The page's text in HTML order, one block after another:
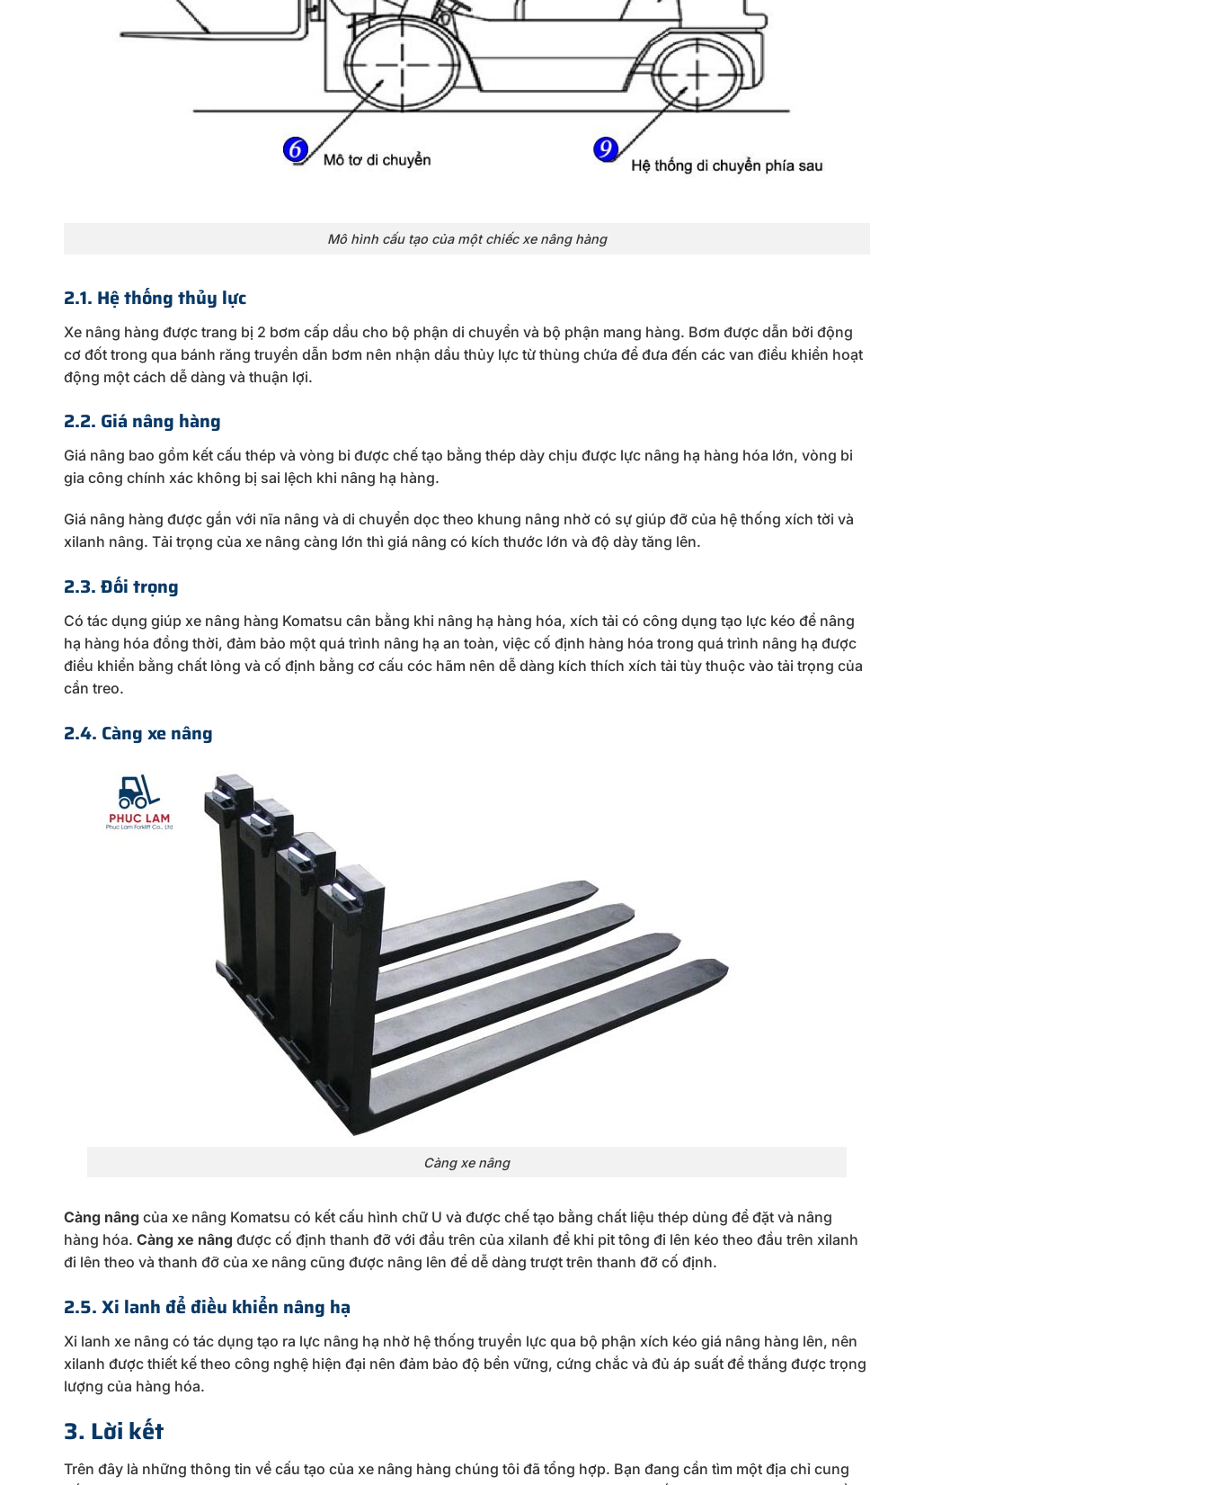
Mô hình cấu tạo của một chiếc xe nâng hàng
2.1. Hệ thống thủy lực
Xe nâng hàng được trang bị 2 bơm cấp dầu cho bộ phận di chuyển và bộ phận mang hàng. Bơm được dẫn bởi động
cơ đốt trong qua bánh răng truyền dẫn bơm nên nhận dầu thủy lực từ thùng chứa để đưa đến các van điều khiển hoạt
động một cách dễ dàng và thuận lợi.
2.2. Giá nâng hàng
Giá nâng bao gồm kết cấu thép và vòng bi được chế tạo bằng thép dày chịu được lực nâng hạ hàng hóa lớn, vòng bi
gia công chính xác không bị sai lệch khi nâng hạ hàng.
Giá nâng hàng được gắn với nĩa nâng và di chuyển dọc theo khung nâng nhờ có sự giúp đỡ của hệ thống xích tời và
xilanh nâng. Tải trọng của xe nâng càng lớn thì giá nâng có kích thước lớn và độ dày tăng lên.
2.3. Đối trọng
Có tác dụng giúp xe nâng hàng Komatsu cân bằng khi nâng hạ hàng hóa, xích tải có công dụng tạo lực kéo để nâng
hạ hàng hóa đồng thời, đảm bảo một quá trình nâng hạ an toàn, việc cố định hàng hóa trong quá trình nâng hạ được
điều khiển bằng chất lỏng và cố định bằng cơ cấu cóc hãm nên dễ dàng kích thích xích tải tùy thuộc vào tải trọng của
cần treo.
2.4. Càng xe nâng
Càng xe nâng
Càng nâng của xe nâng Komatsu có kết cấu hình chữ U và được chế tạo bằng chất liệu thép dùng để đặt và nâng
hàng hóa. Càng xe nâng được cố định thanh đỡ với đầu trên của xilanh để khi pit tông đi lên kéo theo đầu trên xilanh
đi lên theo và thanh đỡ của xe nâng cũng được nâng lên để dễ dàng trượt trên thanh đỡ cố định.
2.5. Xi lanh để điều khiển nâng hạ
Xi lanh xe nâng có tác dụng tạo ra lực nâng hạ nhờ hệ thống truyền lực qua bộ phận xích kéo giá nâng hàng lên, nên
xilanh được thiết kế theo công nghệ hiện đại nên đảm bảo độ bền vững, cứng chắc và đủ áp suất để thắng được trọng
lượng của hàng hóa.
3. Lời kết
Trên đây là những thông tin về cấu tạo của xe nâng hàng chúng tôi đã tổng hợp. Bạn đang cần tìm một địa chỉ cung